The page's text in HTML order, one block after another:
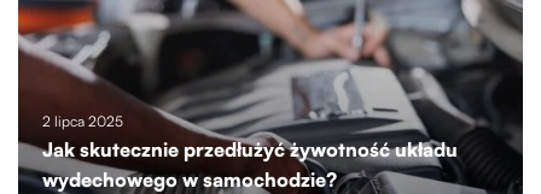
2 lipca 2025
Jak skutecznie przedłużyć żywotność układu
wydechowego w samochodzie?